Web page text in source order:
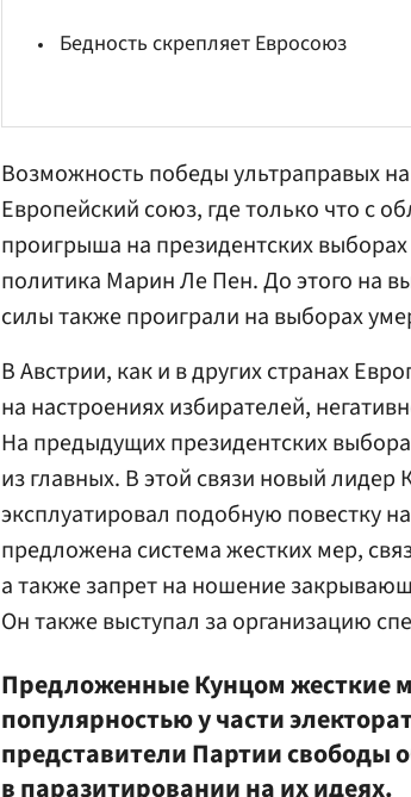
Бедность скрепляет Евросоюз
Возможность победы ультраправых
Европейский союз, где только что с
проигрыша на президентских
политика Марин Ле Пен. До этого на
силы также проиграли на выборах
В Австрии, как и в других странах
на настроениях избирателей,
На предыдущих президентских
из главных. В этой связи новый
эксплуатировал подобную повестку
предложена система жестких мер,
а также запрет на ношение
Он также выступал за организацию
Предложенные Кунцом жесткие
популярностью у части
представители Партии свободы
в паразитировании на их идеях.